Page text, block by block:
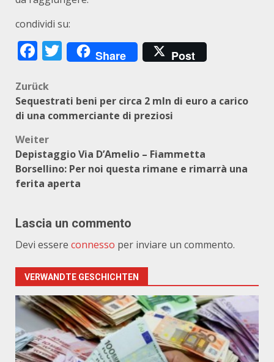
condividi su:
Facebook
Twitter
Share Post
Beitragsnavigation
Zurück
Sequestrati beni per circa 2 mln di euro a carico
di una commerciante di preziosi
Weiter
Depistaggio Via D’Amelio – Fiammetta
Borsellino: Per noi questa rimane e rimarrà una
ferita aperta
Lascia un commento
Devi essere connesso per inviare un commento.
VERWANDTE GESCHICHTEN